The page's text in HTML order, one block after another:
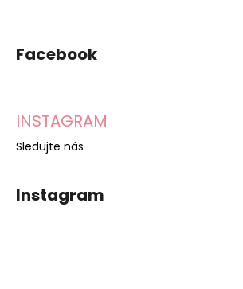
Facebook
INSTAGRAM
Sledujte nás
Instagram